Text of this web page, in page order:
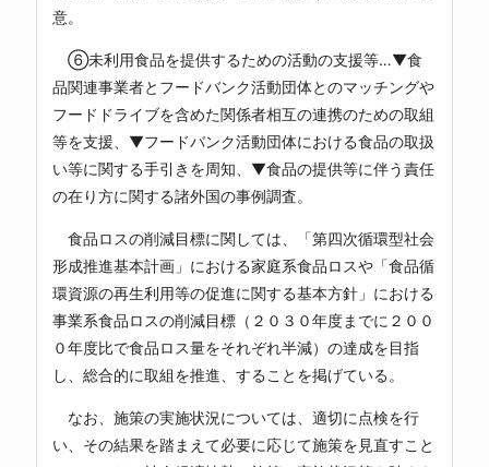
意。
⑥未利用食品を提供するための活動の支援等…▼食
品関連事業者とフードバンク活動団体とのマッチングや
フードドライブを含めた関係者相互の連携のための取組
等を支援、▼フードバンク活動団体における食品の取扱
い等に関する手引きを周知、▼食品の提供等に伴う責任
の在り方に関する諸外国の事例調査。
食品ロスの削減目標に関しては、「第四次循環型社会
形成推進基本計画」における家庭系食品ロスや「食品循
環資源の再生利用等の促進に関する基本方針」における
事業系食品ロスの削減目標（２０３０年度までに２００
０年度比で食品ロス量をそれぞれ半減）の達成を目指
し、総合的に取組を推進、することを掲げている。
なお、施策の実施状況については、適切に点検を行
い、その結果を踏まえて必要に応じて施策を見直すこと